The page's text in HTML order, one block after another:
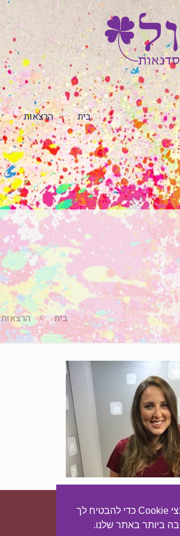
בית הרצאות
בית הרצאות
מאסטר סייט - יצירת נוכחות באינטרנט
אתר זה משתמש בקובצי Cookie כדי להבטיח לך
ביותר באתר שלנו.